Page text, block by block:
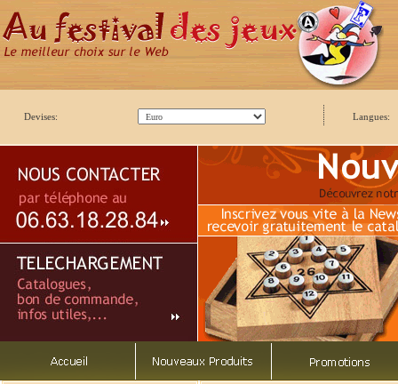
Devises: Langues: